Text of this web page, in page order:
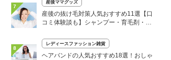
7
産後ママグッズ
産後の抜け毛対策人気おすすめ11選【口
コミ体験談も】シャンプー・育毛剤・髪
8
レディースファッション雑貨
ヘアバンドの人気おすすめ18選！おしゃ